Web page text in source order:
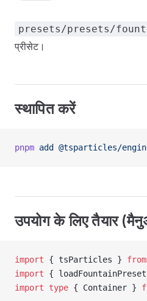
presets/presets/
प्रीसेट।
स्थापित करें
pnpm add @tsparticles/
उपयोग के लिए तैयार
import { tsParticles } from
import {
import type { Container }